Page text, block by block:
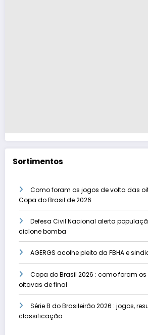
Sortimentos
Como foram os jogos de volta das
Copa do Brasil de 2026
Defesa Civil Nacional alerta
ciclone bomba
AGERGS acolhe pleito da FBHA e
Copa do Brasil 2026 : como foram
oitavas de final
Série B do Brasileirão 2026 : jogos,
classificação